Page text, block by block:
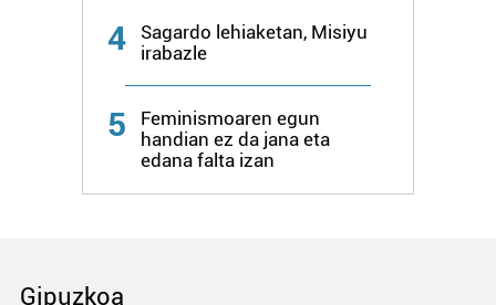
4
Sagardo lehiaketan, Misiyu
irabazle
5
Feminismoaren egun
handian ez da jana eta
edana falta izan
Gipuzkoa